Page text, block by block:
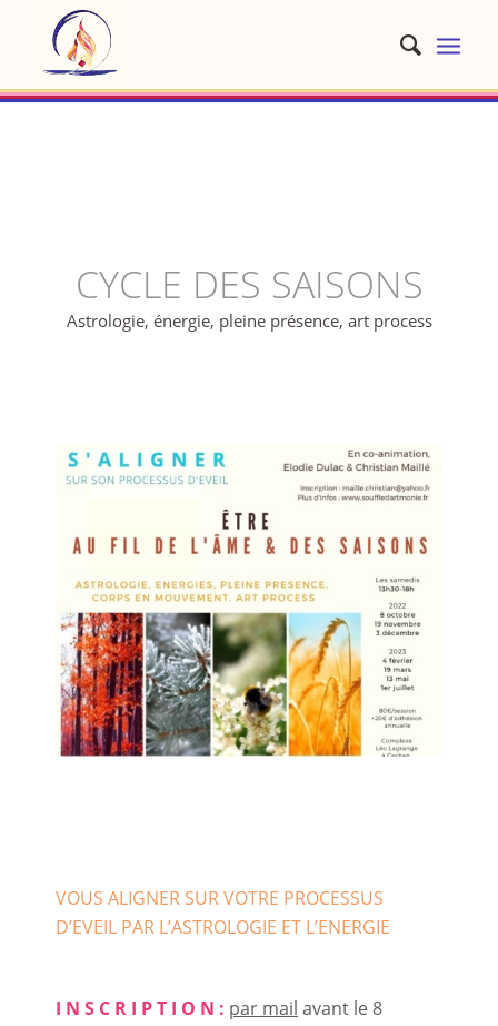
CYCLE DES SAISONS
Astrologie, énergie, pleine présence, art process
VOUS ALIGNER SUR VOTRE PROCESSUS
D’EVEIL PAR L’ASTROLOGIE ET L’ENERGIE
I N S C R I P T I O N : par mail avant le 8